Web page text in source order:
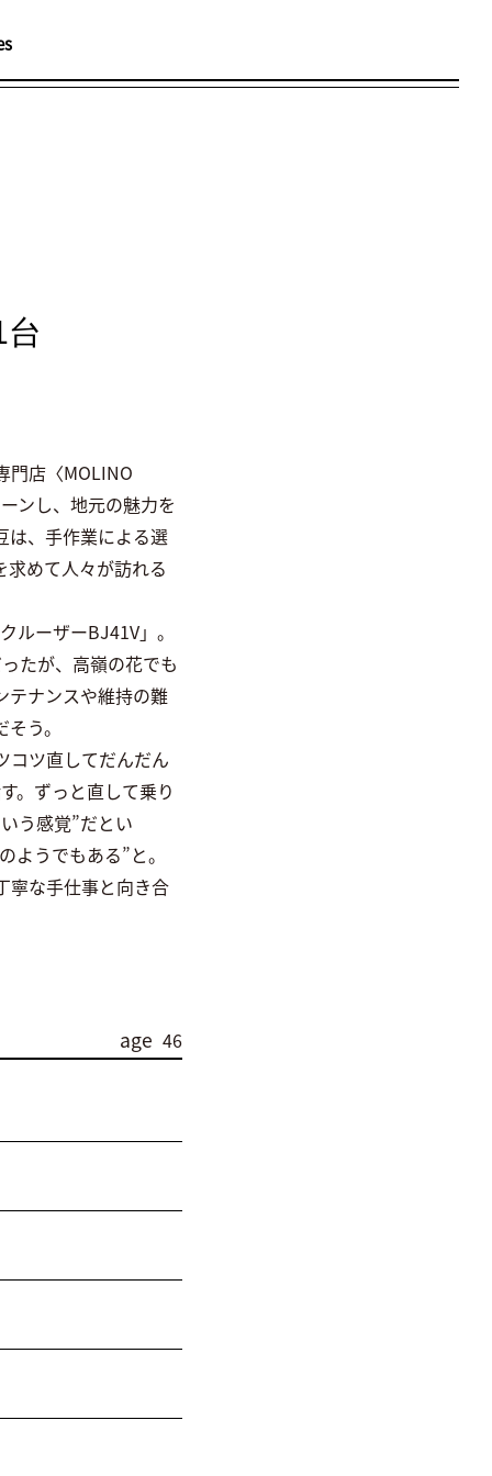
門店〈MOLINO
ンし、地元の魅力を
は、手作業による選
めて人々が訪れる
ルーザーBJ41V」。
たが、高嶺の花でも
テナンスや維持の難
う。
コツ直してだんだん
。ずっと直して乗り
う感覚”だとい
うでもある”と。
寧な手仕事と向き合
age 46